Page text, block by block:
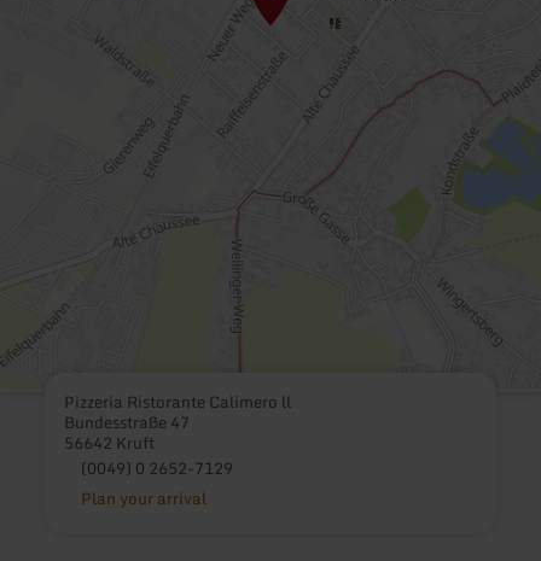
Pizzeria Ristorante Calimero ll
Bundesstraße 47
56642 Kruft
(0049) 0 2652-7129
Plan your arrival